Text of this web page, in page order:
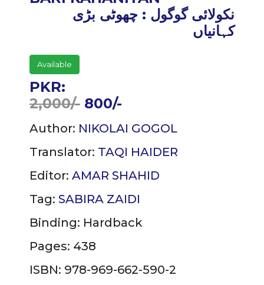
نکولائی گوگول : چھوٹی بڑی
کہانیاں
Available
PKR:
2,000/- 800/-
Author: NIKOLAI GOGOL
Translator: TAQI HAIDER
Editor: AMAR SHAHID
Tag: SABIRA ZAIDI
Binding: Hardback
Pages: 438
ISBN: 978-969-662-590-2